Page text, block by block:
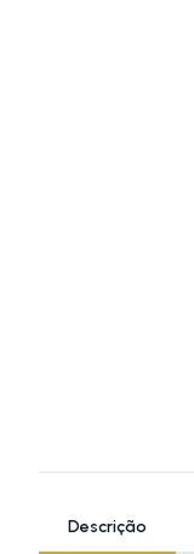
Descrição